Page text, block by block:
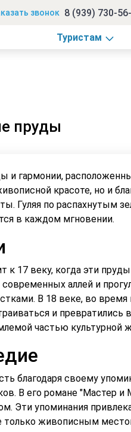
звонок 8 (939) 730-
Туристам
пруды
и гармонии,
красоте, но и
Гуляя по распахнутым
в каждом мгновении.
к 17 веку, когда эти
аллей и
В 18 веке, во
и
частью культурной
благодаря своему
В его романе "Мастер
Эти упоминания
только живописным